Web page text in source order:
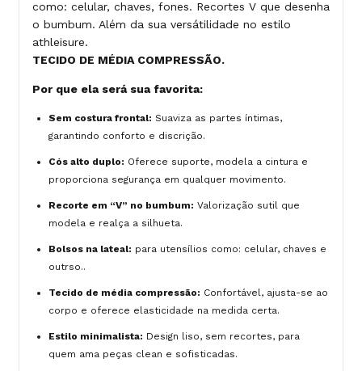
como: celular, chaves, fones. Recortes V que desenha
o bumbum. Além da sua versátilidade no estilo
athleisure.
TECIDO DE MÉDIA COMPRESSÃO.
Por que ela será sua favorita:
Sem costura frontal: Suaviza as partes íntimas,
garantindo conforto e discrição.
Cós alto duplo: Oferece suporte, modela a cintura e
proporciona segurança em qualquer movimento.
Recorte em “V” no bumbum: Valorização sutil que
modela e realça a silhueta.
Bolsos na lateal: para utensílios como: celular, chaves e
outrso..
Tecido de média compressão: Confortável, ajusta-se ao
corpo e oferece elasticidade na medida certa.
Estilo minimalista: Design liso, sem recortes, para
quem ama peças clean e sofisticadas.